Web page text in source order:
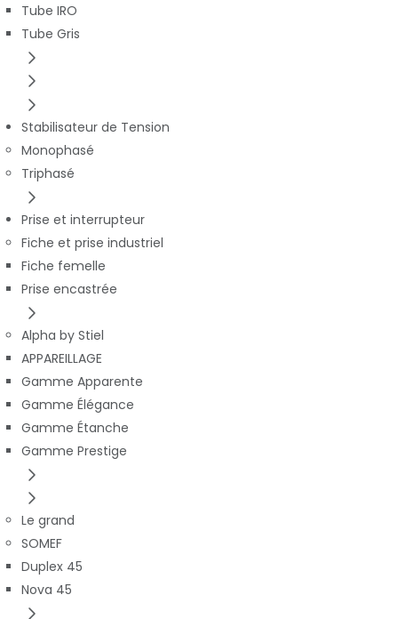
Tube IRO
Tube Gris
Stabilisateur de Tension
Monophasé
Triphasé
Prise et interrupteur
Fiche et prise industriel
Fiche femelle
Prise encastrée
Alpha by Stiel
APPAREILLAGE
Gamme Apparente
Gamme Élégance
Gamme Étanche
Gamme Prestige
Le grand
SOMEF
Duplex 45
Nova 45